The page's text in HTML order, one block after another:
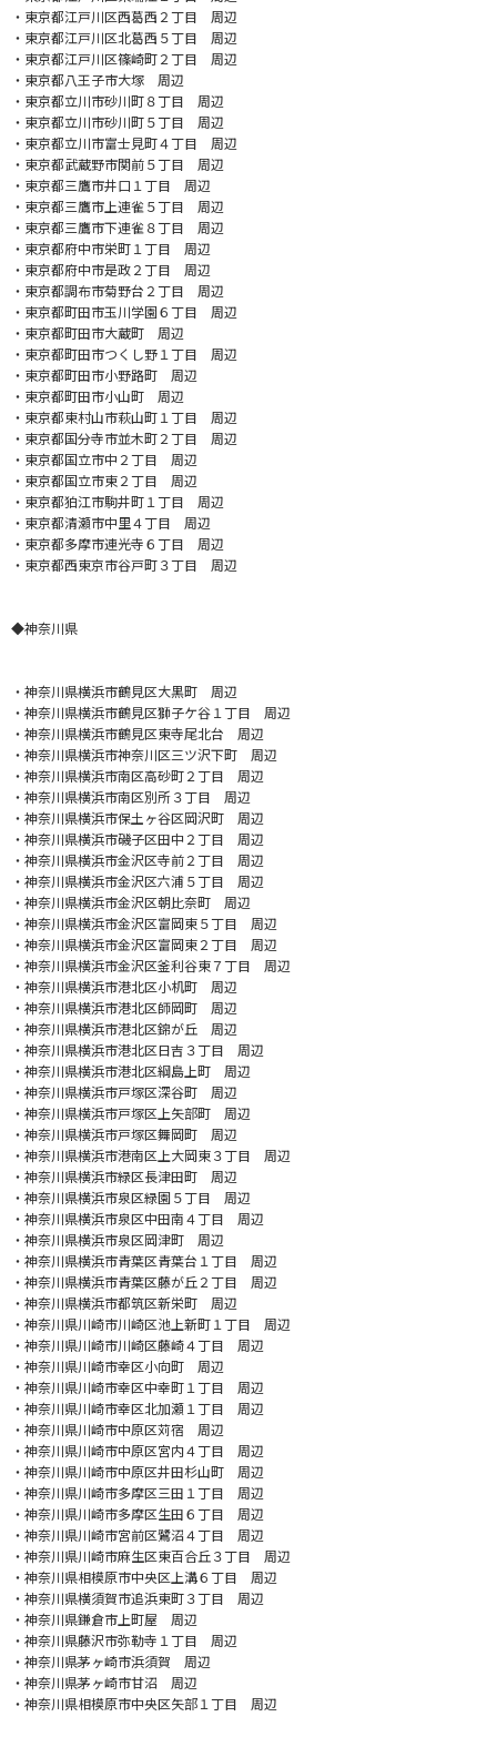
・東京都江戸川区西葛西２丁目 周辺
・東京都江戸川区北葛西５丁目 周辺
・東京都江戸川区篠崎町２丁目 周辺
・東京都八王子市大塚 周辺
・東京都立川市砂川町８丁目 周辺
・東京都立川市砂川町５丁目 周辺
・東京都立川市富士見町４丁目 周辺
・東京都武蔵野市関前５丁目 周辺
・東京都三鷹市井口１丁目 周辺
・東京都三鷹市上連雀５丁目 周辺
・東京都三鷹市下連雀８丁目 周辺
・東京都府中市栄町１丁目 周辺
・東京都府中市是政２丁目 周辺
・東京都調布市菊野台２丁目 周辺
・東京都町田市玉川学園６丁目 周辺
・東京都町田市大蔵町 周辺
・東京都町田市つくし野１丁目 周辺
・東京都町田市小野路町 周辺
・東京都町田市小山町 周辺
・東京都東村山市萩山町１丁目 周辺
・東京都国分寺市並木町２丁目 周辺
・東京都国立市中２丁目 周辺
・東京都国立市東２丁目 周辺
・東京都狛江市駒井町１丁目 周辺
・東京都清瀬市中里４丁目 周辺
・東京都多摩市連光寺６丁目 周辺
・東京都西東京市谷戸町３丁目 周辺
◆神奈川県
・神奈川県横浜市鶴見区大黒町 周辺
・神奈川県横浜市鶴見区獅子ケ谷１丁目 周辺
・神奈川県横浜市鶴見区東寺尾北台 周辺
・神奈川県横浜市神奈川区三ツ沢下町 周辺
・神奈川県横浜市南区高砂町２丁目 周辺
・神奈川県横浜市南区別所３丁目 周辺
・神奈川県横浜市保土ヶ谷区岡沢町 周辺
・神奈川県横浜市磯子区田中２丁目 周辺
・神奈川県横浜市金沢区寺前２丁目 周辺
・神奈川県横浜市金沢区六浦５丁目 周辺
・神奈川県横浜市金沢区朝比奈町 周辺
・神奈川県横浜市金沢区富岡東５丁目 周辺
・神奈川県横浜市金沢区富岡東２丁目 周辺
・神奈川県横浜市金沢区釜利谷東７丁目 周辺
・神奈川県横浜市港北区小机町 周辺
・神奈川県横浜市港北区師岡町 周辺
・神奈川県横浜市港北区錦が丘 周辺
・神奈川県横浜市港北区日吉３丁目 周辺
・神奈川県横浜市港北区綱島上町 周辺
・神奈川県横浜市戸塚区深谷町 周辺
・神奈川県横浜市戸塚区上矢部町 周辺
・神奈川県横浜市戸塚区舞岡町 周辺
・神奈川県横浜市港南区上大岡東３丁目 周辺
・神奈川県横浜市緑区長津田町 周辺
・神奈川県横浜市泉区緑園５丁目 周辺
・神奈川県横浜市泉区中田南４丁目 周辺
・神奈川県横浜市泉区岡津町 周辺
・神奈川県横浜市青葉区青葉台１丁目 周辺
・神奈川県横浜市青葉区藤が丘２丁目 周辺
・神奈川県横浜市都筑区新栄町 周辺
・神奈川県川崎市川崎区池上新町１丁目 周辺
・神奈川県川崎市川崎区藤崎４丁目 周辺
・神奈川県川崎市幸区小向町 周辺
・神奈川県川崎市幸区中幸町１丁目 周辺
・神奈川県川崎市幸区北加瀬１丁目 周辺
・神奈川県川崎市中原区苅宿 周辺
・神奈川県川崎市中原区宮内４丁目 周辺
・神奈川県川崎市中原区井田杉山町 周辺
・神奈川県川崎市多摩区三田１丁目 周辺
・神奈川県川崎市多摩区生田６丁目 周辺
・神奈川県川崎市宮前区鷺沼４丁目 周辺
・神奈川県川崎市麻生区東百合丘３丁目 周辺
・神奈川県相模原市中央区上溝６丁目 周辺
・神奈川県横須賀市追浜東町３丁目 周辺
・神奈川県鎌倉市上町屋 周辺
・神奈川県藤沢市弥勒寺１丁目 周辺
・神奈川県茅ヶ崎市浜須賀 周辺
・神奈川県茅ヶ崎市甘沼 周辺
・神奈川県相模原市中央区矢部１丁目 周辺